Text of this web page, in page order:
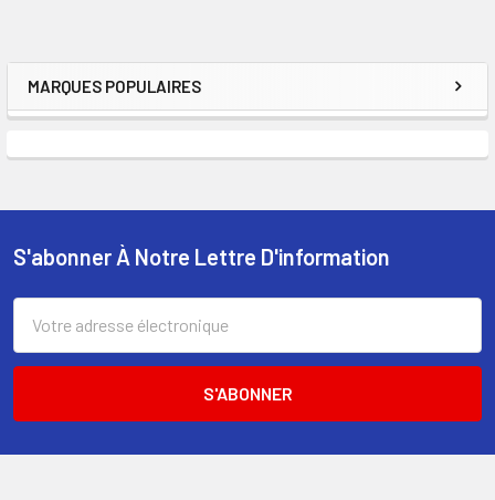
Encadré
MARQUES POPULAIRES
Pied
de
page
S'abonner À Notre Lettre D'information
électronique